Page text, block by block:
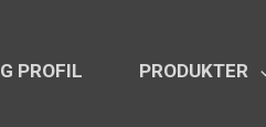
PROFIL PRODUKTER